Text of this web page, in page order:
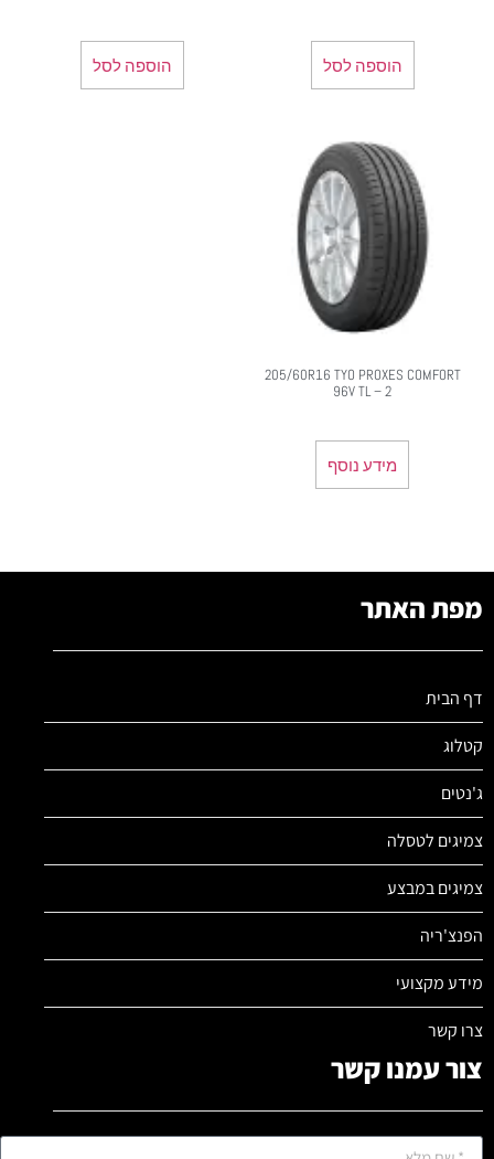
הוספה לסל הוספה לסל
205/60R16 TYO PROXES COMFORT
96V TL – 2
מידע נוסף
מפת האתר
דף הבית
קטלוג
ג'נטים
צמיגים לטסלה
צמיגים במבצע
הפנצ'ריה
מידע מקצועי
צרו קשר
צור עמנו קשר